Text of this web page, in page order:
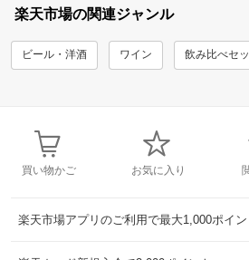
楽天市場の関連ジャンル
ビール・洋酒 ワイン 飲み比べセ
買い物かご お気に入り
楽天市場アプリのご利用で最大1,000ポイン